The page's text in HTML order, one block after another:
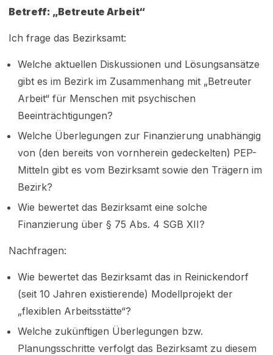
Betreff: „Betreute Arbeit“
Ich frage das Bezirksamt:
Welche aktuellen Diskussionen und Lösungsansätze
gibt es im Bezirk im Zusammenhang mit „Betreuter
Arbeit“ für Menschen mit psychischen
Beeinträchtigungen?
Welche Überlegungen zur Finanzierung unabhängig
von (den bereits von vornherein gedeckelten) PEP-
Mitteln gibt es vom Bezirksamt sowie den Trägern im
Bezirk?
Wie bewertet das Bezirksamt eine solche
Finanzierung über § 75 Abs. 4 SGB XII?
Nachfragen:
Wie bewertet das Bezirksamt das in Reinickendorf
(seit 10 Jahren existierende) Modellprojekt der
„flexiblen Arbeitsstätte“?
Welche zukünftigen Überlegungen bzw.
Planungsschritte verfolgt das Bezirksamt zu diesem